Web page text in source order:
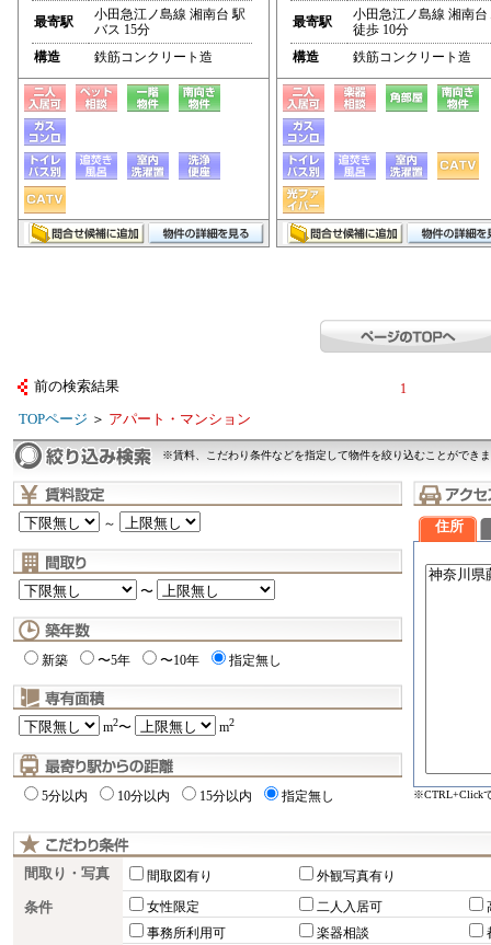
最寄駅
小田急江ノ島線 湘南台 駅
バス 15分
構造
鉄筋コンクリート造
最寄駅
小田急江ノ島線 湘南台
徒歩 10分
構造
鉄筋コンクリート造
前の検索結果 1
TOPページ ＞ アパート・マンション
※賃料、こだわり条件などを指定して物件を絞り込むことができ
～
〜
新築 〜5年 〜10年 指定無し
m2〜 m2
5分以内 10分以内 15分以内 指定無し
住所
※CTRL+Click
間取り・写真 間取図有り 外観写真有り
条件 女性限定 二人入居可
事務所利用可
楽器相談